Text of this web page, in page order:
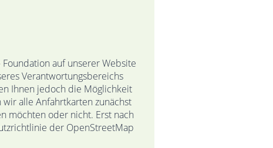
auf unserer Website
Verantwortungsbereichs
Ihnen jedoch die Möglichkeit
alle Anfahrtkarten zunächst
möchten oder nicht. Erst nach
der OpenStreetMap